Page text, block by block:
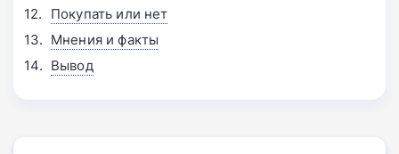
Покупать или нет
Мнения и факты
Вывод